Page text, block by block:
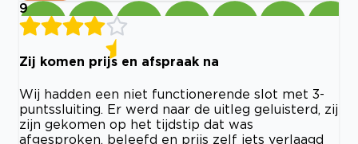
9
Zij komen prijs en afspraak na
Wij hadden een niet functionerende slot met 3-
puntssluiting. Er werd naar de uitleg geluisterd, zij
zijn gekomen op het tijdstip dat was
afgesproken, beleefd en prijs zelf iets verlaagd